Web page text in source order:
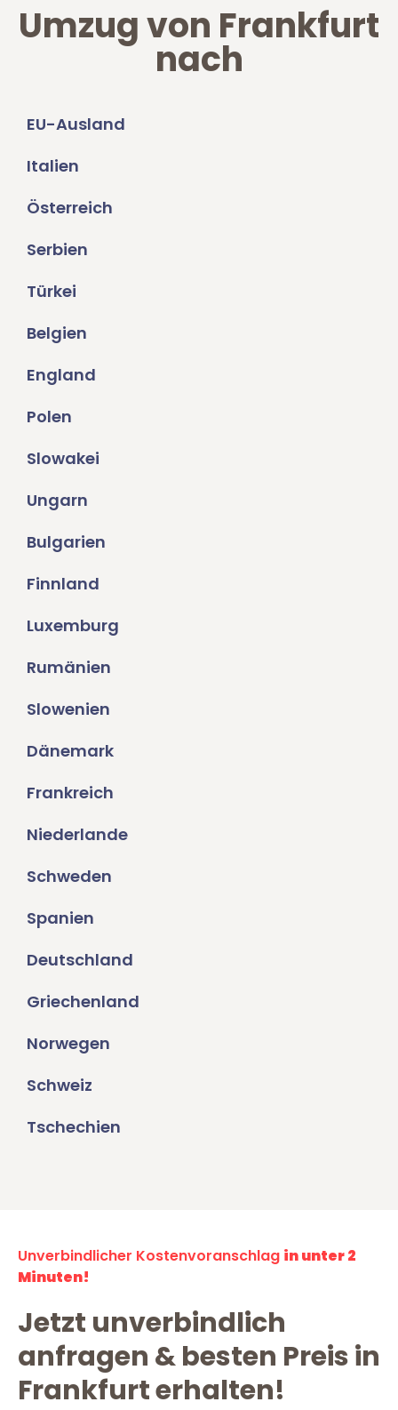
Umzug von Frankfurt
nach
EU-Ausland
Italien
Österreich
Serbien
Türkei
Belgien
England
Polen
Slowakei
Ungarn
Bulgarien
Finnland
Luxemburg
Rumänien
Slowenien
Dänemark
Frankreich
Niederlande
Schweden
Spanien
Deutschland
Griechenland
Norwegen
Schweiz
Tschechien
Unverbindlicher Kostenvoranschlag in unter 2
Minuten!
Jetzt unverbindlich
anfragen & besten Preis in
Frankfurt erhalten!